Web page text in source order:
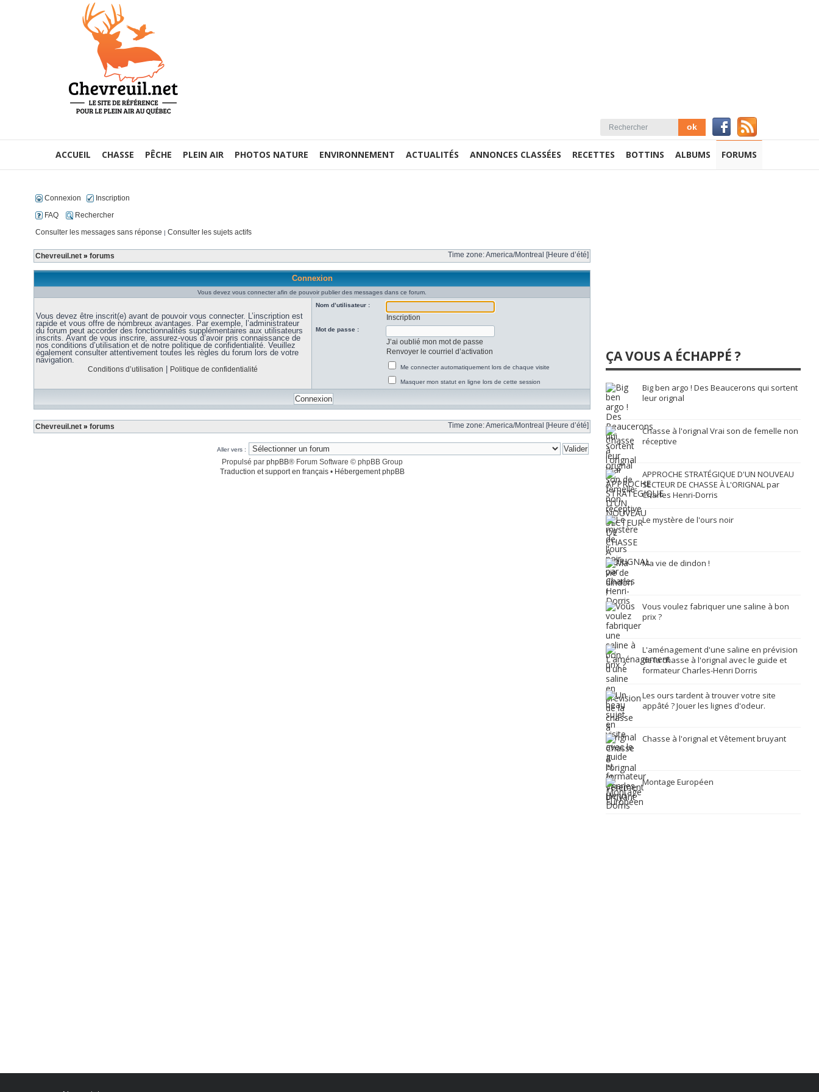
ACCUEIL CHASSE PÊCHE PLEIN AIR PHOTOS NATURE ENVIRONNEMENT ACTUALITÉS ANNONCES CLASSÉES RECETTES BOTTINS ALBUMS FORUMS
Connexion
Inscription
FAQ
Rechercher
Consulter les messages sans réponse | Consulter les sujets actifs
Chevreuil.net » forums Time zone: America/Montreal [Heure d’été]
Connexion
Vous devez vous connecter afin de pouvoir publier des messages dans ce forum.
Vous devez être inscrit(e) avant de pouvoir vous connecter. L’inscription est
rapide et vous offre de nombreux avantages. Par exemple, l’administrateur
du forum peut accorder des fonctionnalités supplémentaires aux utilisateurs
inscrits. Avant de vous inscrire, assurez-vous d’avoir pris connaissance de
nos conditions d’utilisation et de notre politique de confidentialité. Veuillez
également consulter attentivement toutes les règles du forum lors de votre
navigation.
Conditions d’utilisation Politique de confidentialité
Nom d’utilisateur :
Inscription
Mot de passe :
J’ai oublié mon mot de passe
Renvoyer le courriel d’activation
Me connecter automatiquement lors de chaque visite
Masquer mon statut en ligne lors de cette session
Chevreuil.net » forums Time zone: America/Montreal [Heure d’été]
Aller vers :
Propulsé par phpBB® Forum Software © phpBB Group
Traduction et support en français• Hébergement phpBB
ÇA VOUS A ÉCHAPPÉ ?
Big ben argo ! Des Beaucerons qui sortent
leur orignal
Chasse à l'orignal Vrai son de femelle non
réceptive
APPROCHE STRATÉGIQUE D'UN NOUVEAU
SECTEUR DE CHASSE À L'ORIGNAL par
Charles Henri-Dorris
Le mystère de l'ours noir
Ma vie de dindon !
Vous voulez fabriquer une saline à bon
prix ?
L'aménagement d'une saline en prévision
de la chasse à l'orignal avec le guide et
formateur Charles-Henri Dorris
Les ours tardent à trouver votre site
appâté ? Jouer les lignes d'odeur.
Chasse à l'orignal et Vêtement bruyant
Montage Européen